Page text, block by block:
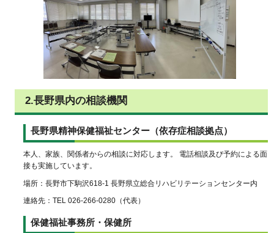
2.長野県内の相談機関
長野県精神保健福祉センター（依存症相談拠点）
本人、家族、関係者からの相談に対応します。 電話相談及び予約による面
接も実施しています。
場所：長野市下駒沢618-1 長野県立総合リハビリテーションセンター内
連絡先：TEL 026-266-0280（代表）
保健福祉事務所・保健所